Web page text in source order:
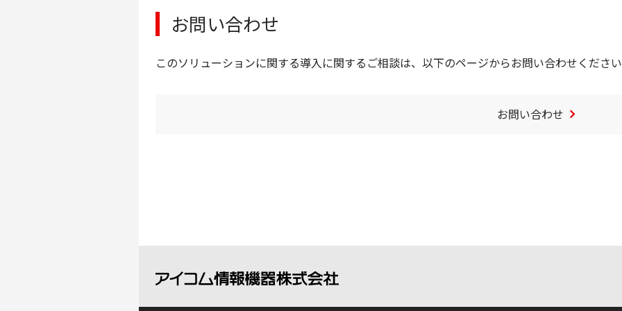
お問い合わせ
このソリューションに関する導入に関するご相談は、以下のページからお問い合わせくださ
お問い合わせ